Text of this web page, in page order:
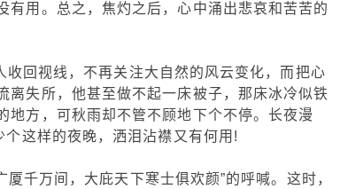
有用。总之，焦灼之后，心中涌出悲哀和苦苦的
回视线，不再关注大自然的风云变化，而把心
离失所，他甚至做不起一床被子，那床冰冷似铁
地方，可秋雨却不管不顾地下个不停。长夜漫
个这样的夜晚，洒泪沾襟又有何用!
千万间，大庇天下寒士俱欢颜”的呼喊。这时，